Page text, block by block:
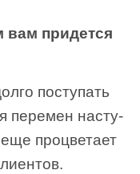
вам придется
поступать
перемен насту­
процветает